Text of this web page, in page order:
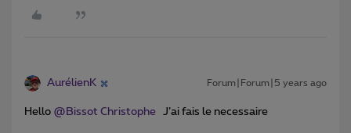
AurélienK Forum|Forum|5 years ago
Hello @Bissot Christophe J’ai fais le necessaire